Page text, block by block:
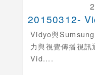
20150312-
Vidyo與
力與視覺傳播視訊
Vid....